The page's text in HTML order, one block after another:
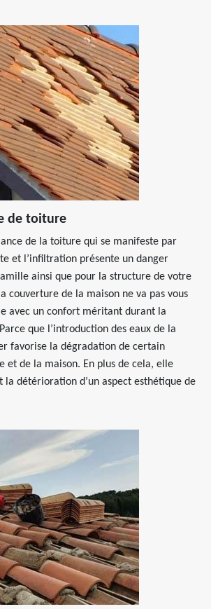
de toiture
de la toiture qui se manifeste par
et l’infiltration présente un danger
ainsi que pour la structure de votre
couverture de la maison ne va pas vous
avec un confort méritant durant la
que l’introduction des eaux de la
favorise la dégradation de certain
et de la maison. En plus de cela, elle
la détérioration d’un aspect esthétique de